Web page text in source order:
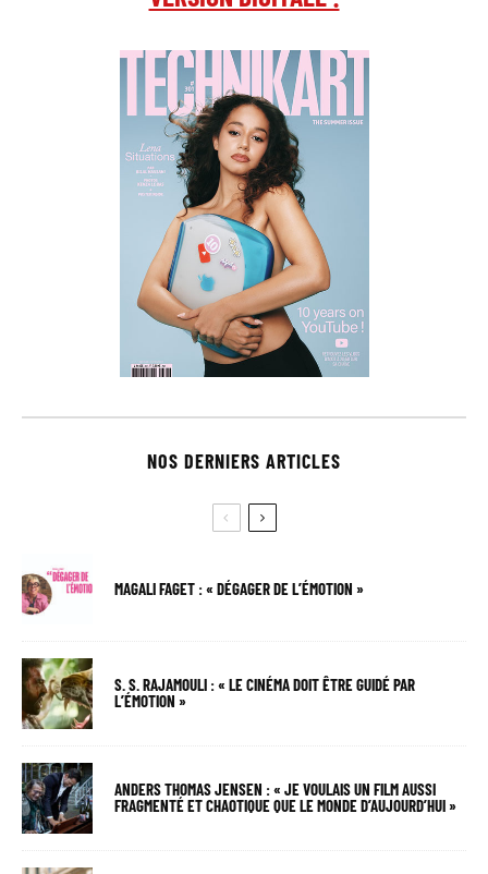
NOS DERNIERS ARTICLES
MAGALI FAGET : « DÉGAGER DE L’ÉMOTION »
S. S. RAJAMOULI : « LE CINÉMA DOIT ÊTRE GUIDÉ PAR
L’ÉMOTION »
ANDERS THOMAS JENSEN : « JE VOULAIS UN FILM AUSSI
FRAGMENTÉ ET CHAOTIQUE QUE LE MONDE D’AUJOURD’HUI »